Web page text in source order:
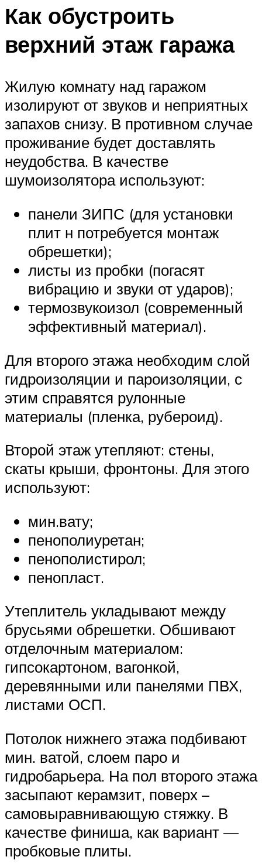
Как обустроить
верхний этаж гаража
Жилую комнату над гаражом
изолируют от звуков и неприятных
запахов снизу. В противном случае
проживание будет доставлять
неудобства. В качестве
шумоизолятора используют:
панели ЗИПС (для установки
плит н потребуется монтаж
обрешетки);
листы из пробки (погасят
вибрацию и звуки от ударов);
термозвукоизол (современный
эффективный материал).
Для второго этажа необходим слой
гидроизоляции и пароизоляции, с
этим справятся рулонные
материалы (пленка, рубероид).
Второй этаж утепляют: стены,
скаты крыши, фронтоны. Для этого
используют:
мин.вату;
пенополиуретан;
пенополистирол;
пенопласт.
Утеплитель укладывают между
брусьями обрешетки. Обшивают
отделочным материалом:
гипсокартоном, вагонкой,
деревянными или панелями ПВХ,
листами ОСП.
Потолок нижнего этажа подбивают
мин. ватой, слоем паро и
гидробарьера. На пол второго этажа
засыпают керамзит, поверх –
самовыравнивающую стяжку. В
качестве финиша, как вариант —
пробковые плиты.